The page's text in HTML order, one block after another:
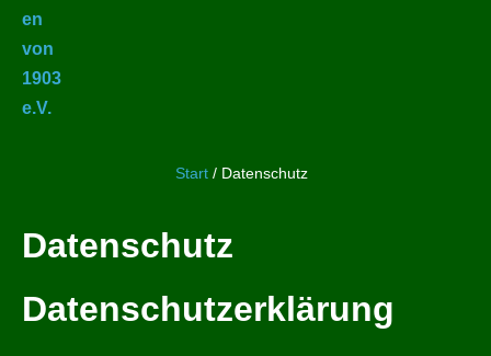
Start/ Datenschutz
Datenschutz
Datenschutzerklärung